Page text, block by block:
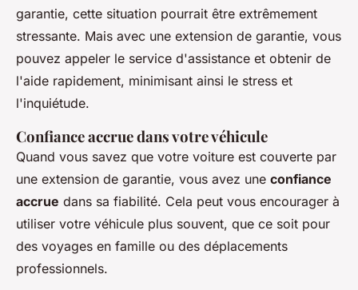
garantie, cette situation pourrait être extrêmement
stressante. Mais avec une extension de garantie, vous
pouvez appeler le service d'assistance et obtenir de
l'aide rapidement, minimisant ainsi le stress et
l'inquiétude.
Confiance accrue dans votre véhicule
Quand vous savez que votre voiture est couverte par
une extension de garantie, vous avez une confiance
accrue dans sa fiabilité. Cela peut vous encourager à
utiliser votre véhicule plus souvent, que ce soit pour
des voyages en famille ou des déplacements
professionnels.